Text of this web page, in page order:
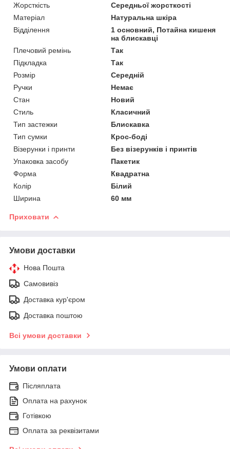
Жорсткість
Середньої жорсткості
Матеріал
Натуральна шкіра
Відділення
1 основний, Потайна кишеня
на блискавці
Плечовий ремінь
Так
Підкладка
Так
Розмір
Середній
Ручки
Немає
Стан
Новий
Стиль
Класичний
Тип застежки
Блискавка
Тип сумки
Крос-боді
Візерунки і принти
Без візерунків і принтів
Упаковка засобу
Пакетик
Форма
Квадратна
Колір
Білий
Ширина
60 мм
Приховати
Умови доставки
Нова Пошта
Самовивіз
Доставка кур'єром
Доставка поштою
Всі умови доставки
Умови оплати
Післяплата
Оплата на рахунок
Готівкою
Оплата за реквізитами